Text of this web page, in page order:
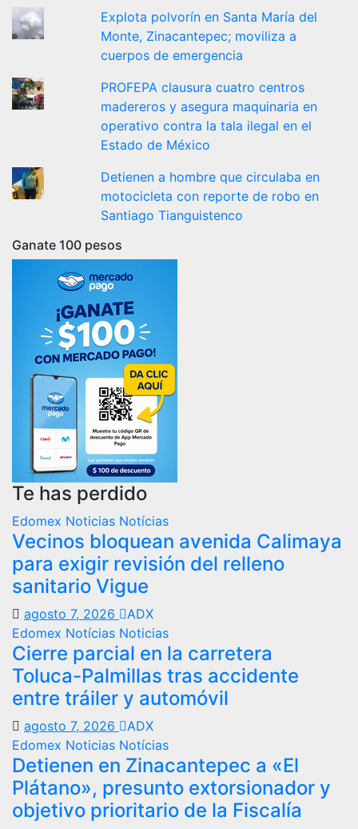
Explota polvorín en Santa María del
Monte, Zinacantepec; moviliza a
cuerpos de emergencia
PROFEPA clausura cuatro centros
madereros y asegura maquinaria en
operativo contra la tala ilegal en el
Estado de México
Detienen a hombre que circulaba en
motocicleta con reporte de robo en
Santiago Tianguistenco
Ganate 100 pesos
Te has perdido
Edomex Noticias Notícias
Vecinos bloquean avenida Calimaya
para exigir revisión del relleno
sanitario Vigue
agosto 7, 2026
ADX
Edomex Notícias Noticias
Cierre parcial en la carretera
Toluca-Palmillas tras accidente
entre tráiler y automóvil
agosto 7, 2026
ADX
Edomex Noticias Notícias
Detienen en Zinacantepec a «El
Plátano», presunto extorsionador y
objetivo prioritario de la Fiscalía